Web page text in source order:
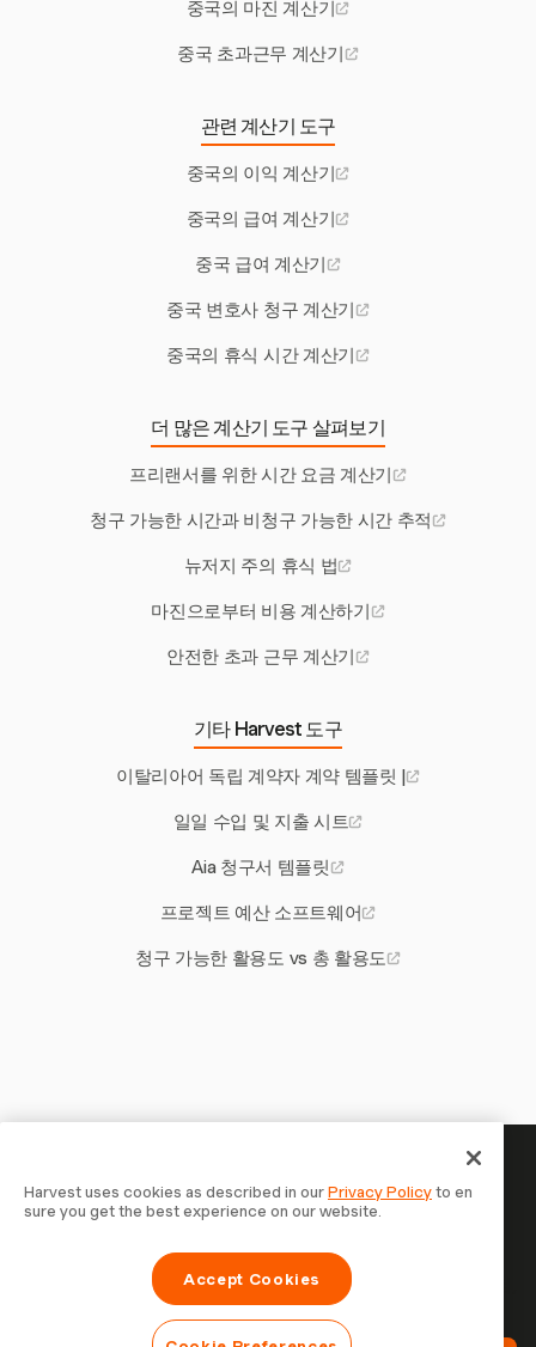
중국의 마진 계산기
중국 초과근무 계산기
관련 계산기 도구
중국의 이익 계산기
중국의 급여 계산기
중국 급여 계산기
중국 변호사 청구 계산기
중국의 휴식 시간 계산기
더 많은 계산기 도구 살펴보기
프리랜서를 위한 시간 요금 계산기
청구 가능한 시간과 비청구 가능한 시간 추적
뉴저지 주의 휴식 법
마진으로부터 비용 계산하기
안전한 초과 근무 계산기
기타 Harvest 도구
이탈리아어 독립 계약자 계약 템플릿 |
일일 수입 및 지출 시트
Aia 청구서 템플릿
프로젝트 예산 소프트웨어
청구 가능한 활용도 vs 총 활용도
당신의 시간은 기록할 가치가 있
습니다 — 지금 시작하세요
Harvest로 시간을 추적하고, 고객에게 청구하고, 더 빠르게
결제를 받는 70,000개 이상의 기업에 합류하세요. 무료 체험,
Harvest uses cookies as described in ourPrivacy Policyto en
sure you get the best experience on our website.
Accept Cookies